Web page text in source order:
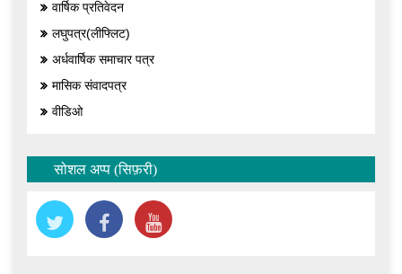
वार्षिक प्रतिवेदन
लघुपत्र(लीफ्लिट)
अर्धवार्षिक समाचार पत्र
मासिक संवादपत्र
वीडिओ
सोशल अप्प (सिफ़री)